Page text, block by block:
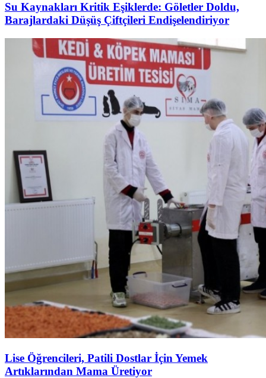
Su Kaynakları Kritik Eşiklerde: Göletler Doldu,
Barajlardaki Düşüş Çiftçileri Endişelendiriyor
Lise Öğrencileri, Patili Dostlar İçin Yemek
Artıklarından Mama Üretiyor